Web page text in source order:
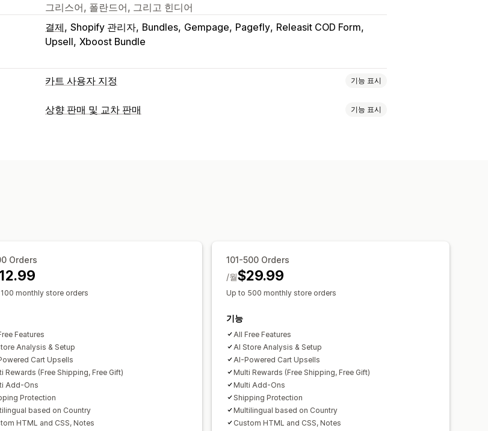
그리스어, 폴란드어, 그리고 힌디어
결제 Shopify 관리자 Bundles Gempage Pagefly Releasit COD Form
Upsell Xboost Bundle
카트 사용자 지정 기능 표시
카트 표시
배송 방법 규칙
결제 방법 규칙
상향 판매 및 교차 판매 기능 표시
수량 할인
Orders
monthly store orders
Features
Analysis & Setup
Cart Upsells
Rewards (Free Shipping, Free Gift)
Add-Ons
Protection
based on Country
HTML and CSS, Notes
101-500 Orders
$29.99
/월
Up to 500 monthly store orders
기능
All Free Features
AI Store Analysis & Setup
AI-Powered Cart Upsells
Multi Rewards (Free Shipping, Free Gift)
Multi Add-Ons
Shipping Protection
Multilingual based on Country
Custom HTML and CSS, Notes